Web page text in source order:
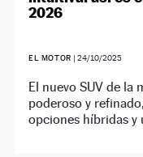
2026
EL MOTOR |24/10/2025
El nuevo SUV de la
poderoso y
opciones híbridas y